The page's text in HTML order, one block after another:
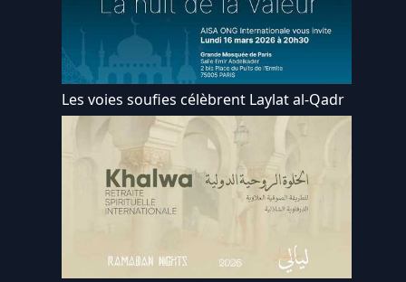
Les voies soufies célèbrent Laylat al-Qadr